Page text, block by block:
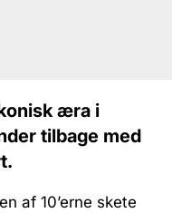
æra i
tilbage med
af 10’erne skete